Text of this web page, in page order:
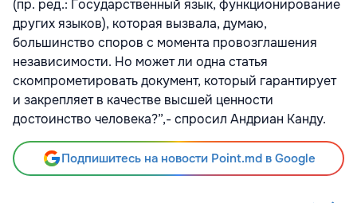
(пр. ред.: Государственный язык, функционирование
других языков), которая вызвала, думаю,
большинство споров с момента провозглашения
независимости. Но может ли одна статья
скомпрометировать документ, который гарантирует
и закрепляет в качестве высшей ценности
достоинство человека?”,- спросил Андриан Канду.
Подпишитесь на новости Point.md в Google